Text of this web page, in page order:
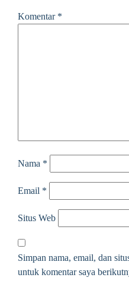
Komentar *
Nama *
Email *
Situs Web
Simpan nama, email, dan
untuk komentar saya